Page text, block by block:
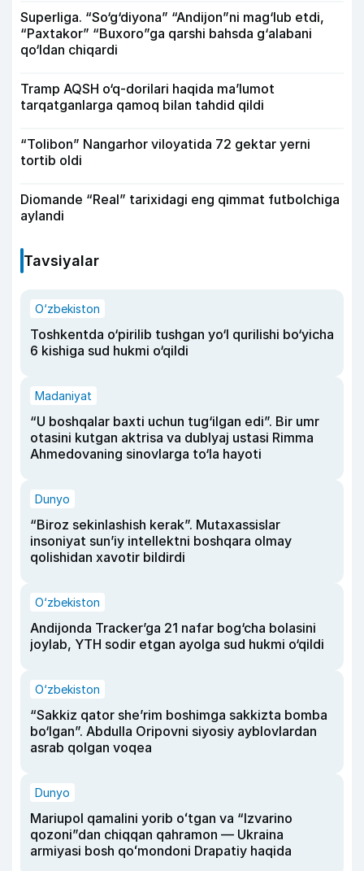
Superliga. “So‘g‘diyona” “Andijon”ni mag‘lub etdi,
“Paxtakor” “Buxoro”ga qarshi bahsda g‘alabani
qo‘ldan chiqardi
Tramp AQSH o‘q-dorilari haqida ma’lumot
tarqatganlarga qamoq bilan tahdid qildi
“Tolibon” Nangarhor viloyatida 72 gektar yerni
tortib oldi
Diomande “Real” tarixidagi eng qimmat futbolchiga
aylandi
Tavsiyalar
O‘zbekiston
Toshkentda o‘pirilib tushgan yo‘l qurilishi bo‘yicha
6 kishiga sud hukmi o‘qildi
Madaniyat
“U boshqalar baxti uchun tug‘ilgan edi”. Bir umr
otasini kutgan aktrisa va dublyaj ustasi Rimma
Ahmedovaning sinovlarga to‘la hayoti
Dunyo
“Biroz sekinlashish kerak”. Mutaxassislar
insoniyat sun’iy intellektni boshqara olmay
qolishidan xavotir bildirdi
O‘zbekiston
Andijonda Tracker’ga 21 nafar bog‘cha bolasini
joylab, YTH sodir etgan ayolga sud hukmi o‘qildi
O‘zbekiston
“Sakkiz qator she’rim boshimga sakkizta bomba
bo‘lgan”. Abdulla Oripovni siyosiy ayblovlardan
asrab qolgan voqea
Dunyo
Mariupol qamalini yorib oʻtgan va “Izvarino
qozoni”dan chiqqan qahramon — Ukraina
armiyasi bosh qoʻmondoni Drapatiy haqida